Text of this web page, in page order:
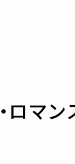
ロマ